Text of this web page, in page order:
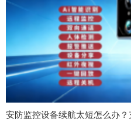
安防监控设备续航太短怎么办